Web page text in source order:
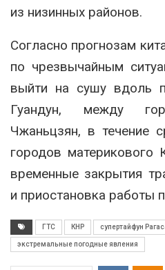
из низинных районов.
Согласно прогнозам
по чрезвычайным
выйти на сушу вдоль
Гуандун, между
Чжаньцзян, в течение
городов материкового
временные закрытия
и приостановка работы
ГТС КНР супертайфун
экстремальные погодные явления